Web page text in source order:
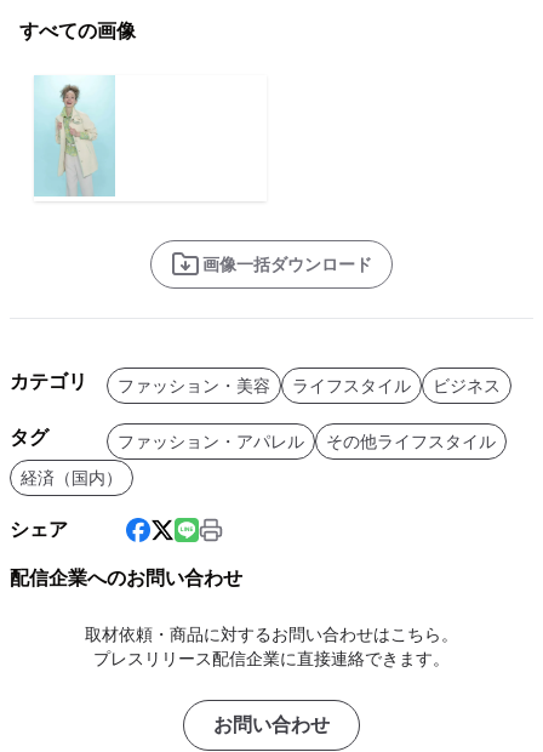
すべての画像
画像一括ダウンロード
カテゴリ ファッション・美容 ライフスタイル ビジネス
タグ ファッション・アパレル
その他ライフスタイル
経済（国内）
シェア
配信企業へのお問い合わせ
取材依頼・商品に対するお問い合わせはこちら。
プレスリリース配信企業に直接連絡できます。
お問い合わせ